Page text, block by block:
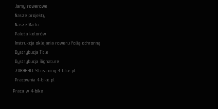
Jamy rowerowe
Nasze projekty
Nasze Marki
Paleta kolorów
Instrukcja oklejania roweru folią ochronną
Dystrybucja Title
Dystrybucja Signature
ZOKAHALL Streaming 4-bike.pl
Pracownia 4-bike.pl
Praca w 4-bike